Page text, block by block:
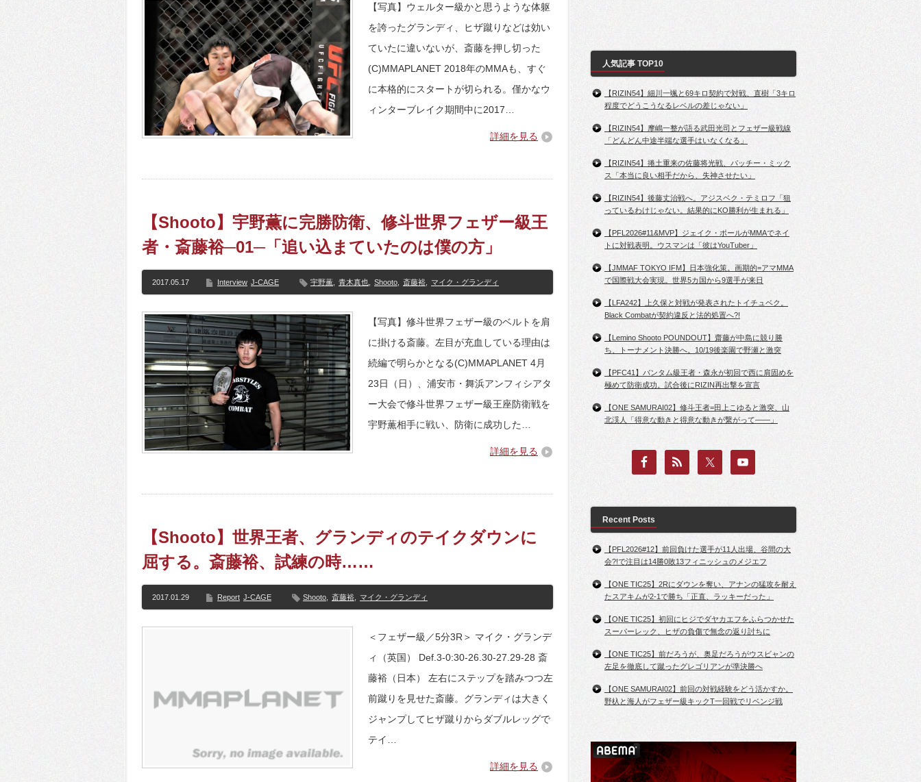
【写真】ウェルター級かと思うような体躯
を誇ったグランディ、ヒザ蹴りなどは効い
ていたに違いないが、斎藤を押し切った
(C)MMAPLANET 2018年のMMAも、すぐ
に本格的にスタートが切られる。僅かなウ
ィンターブレイク期間中に2017…
詳細を見る
【Shooto】宇野薫に完勝防衛、修斗世界フェザー級王
者・斎藤裕─01─「追い込まていたのは僕の方」
2017.05.17 Interview J-CAGE 宇野薫 青木真也 Shooto 斎藤裕 マイク・グランディ
【写真】修斗世界フェザー級のベルトを肩
に掛ける斎藤。左目が充血している理由は
続編で明らかとなる(C)MMAPLANET 4月
23日（日）、浦安市・舞浜アンフィシアタ
ー大会で修斗世界フェザー級王座防衛戦を
宇野薫相手に戦い、防衛に成功した…
詳細を見る
【Shooto】世界王者、グランディのテイクダウンに
屈する。斎藤裕、試練の時……
2017.01.29 Report J-CAGE Shooto 斎藤裕 マイク・グランディ
＜フェザー級／5分3R＞ マイク・グランデ
ィ（英国） Def.3-0:30-26.30-27.29-28 斎
藤裕（日本） 左右にステップを踏みつつ左
前蹴りを見せた斎藤。グランディは大きく
ジャンプしてヒザ蹴りからダブルレッグで
テイ…
詳細を見る
人気記事 TOP10
【RIZIN54】細川一颯と69キロ契約で対戦、直樹「3キロ
程度でどうこうなるレベルの差じゃない」
【RIZIN54】摩嶋一整が語る武田光司とフェザー級戦線
「どんどん中途半端な選手はいなくなる」
【RIZIN54】捲土重来の佐藤将光戦、パッチー・ミック
ス「本当に良い相手だから、失神させたい」
【RIZIN54】後藤丈治戦へ。アジスベク・テミロフ「狙
っているわけじゃない。結果的にKO勝利が生まれる」
【PFL2026#11&MVP】ジェイク・ポールがMMAでネイ
トに対戦表明。ウスマンは「彼はYouTuber」
【JMMAF TOKYO IFM】日本強化策。画期的=アマMMA
で国際戦大会実現。世界5カ国から9選手が来日
【LFA242】上久保と対戦が発表されたトイチュベク。
Black Combatが契約違反と法的処置へ?!
【Lemino Shooto POUNDOUT】齋藤が中島に競り勝
ち、トーナメント決勝へ。10/19後楽園で野瀬と激突
【PFC41】バンタム級王者・森永が初回で西に肩固めを
極めて防衛成功。試合後にRIZIN再出撃を宣言
【ONE SAMURAI02】修斗王者=田上こゆると激突、山
北渓人「得意な動きと得意な動きが繋がって――」
Recent Posts
【PFL2026#12】前回負けた選手が11人出場、谷間の大
会?!で注目は14勝0敗13フィニッシュのメジエフ
【ONE TIC25】2Rにダウンを奪い、アナンの猛攻を耐え
たスアキムが2-1で勝ち「正直、ラッキーだった」
【ONE TIC25】初回にヒジでダヤカエフをふらつかせた
スーパーレック、ヒザの負傷で無念の返り討ちに
【ONE TIC25】前だろうが、奥足だろうがウスビャンの
左足を徹底して蹴ったグレゴリアンが準決勝へ
【ONE SAMURAI02】前回の対戦経験をどう活かすか。
野杁と海人がフェザー級キックT一回戦でリベンジ戦